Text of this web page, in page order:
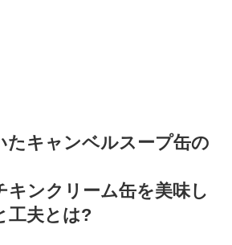
たキャンベルスープ缶の
キンクリーム缶を美味し
工夫とは?